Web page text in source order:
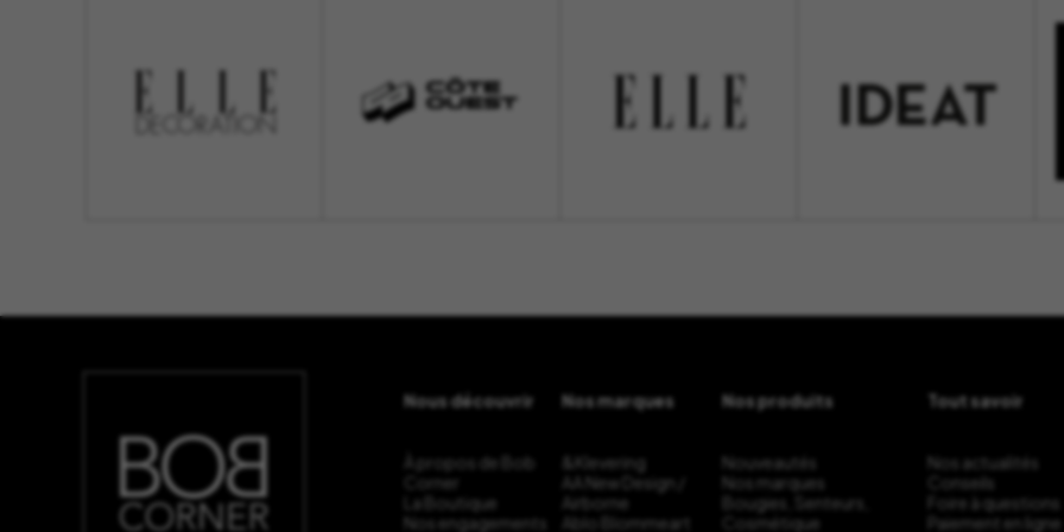
Nous découvrir
À propos de Bob
Corner
La Boutique
Nos engagements
Nos marques
&Klevering
AA New Design /
Airborne
Ablo Blommeart
Nos produits
Nouveautés
Nos marques
Bougies, Senteurs,
Cosmétique
Tout savoir
Nos actualités
Conseils
Foire à questions
Paiement en ligne